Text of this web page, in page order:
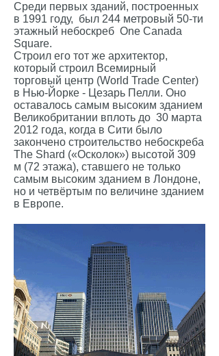
Среди первых зданий, построенных
в 1991 году, был 244 метровый 50-ти
этажный небоскреб One Canada
Square.
Строил его тот же архитектор,
который строил Всемирный
торговый центр (World Trade Center)
в Нью-Йорке - Цезарь Пелли. Оно
оставалось самым высоким зданием
Великобритании вплоть до 30 марта
2012 года, когда в Сити было
закончено строительство небоскреба
The Shard («Осколок») высотой 309
м (72 этажа), ставшего не только
самым высоким зданием в Лондоне,
но и четвёртым по величине зданием
в Европе.